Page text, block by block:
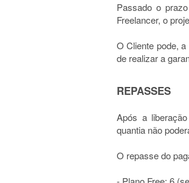
Passado o
Freelancer, o
O Cliente pode,
de realizar a
REPASSES
Após a
quantia não
O repasse do